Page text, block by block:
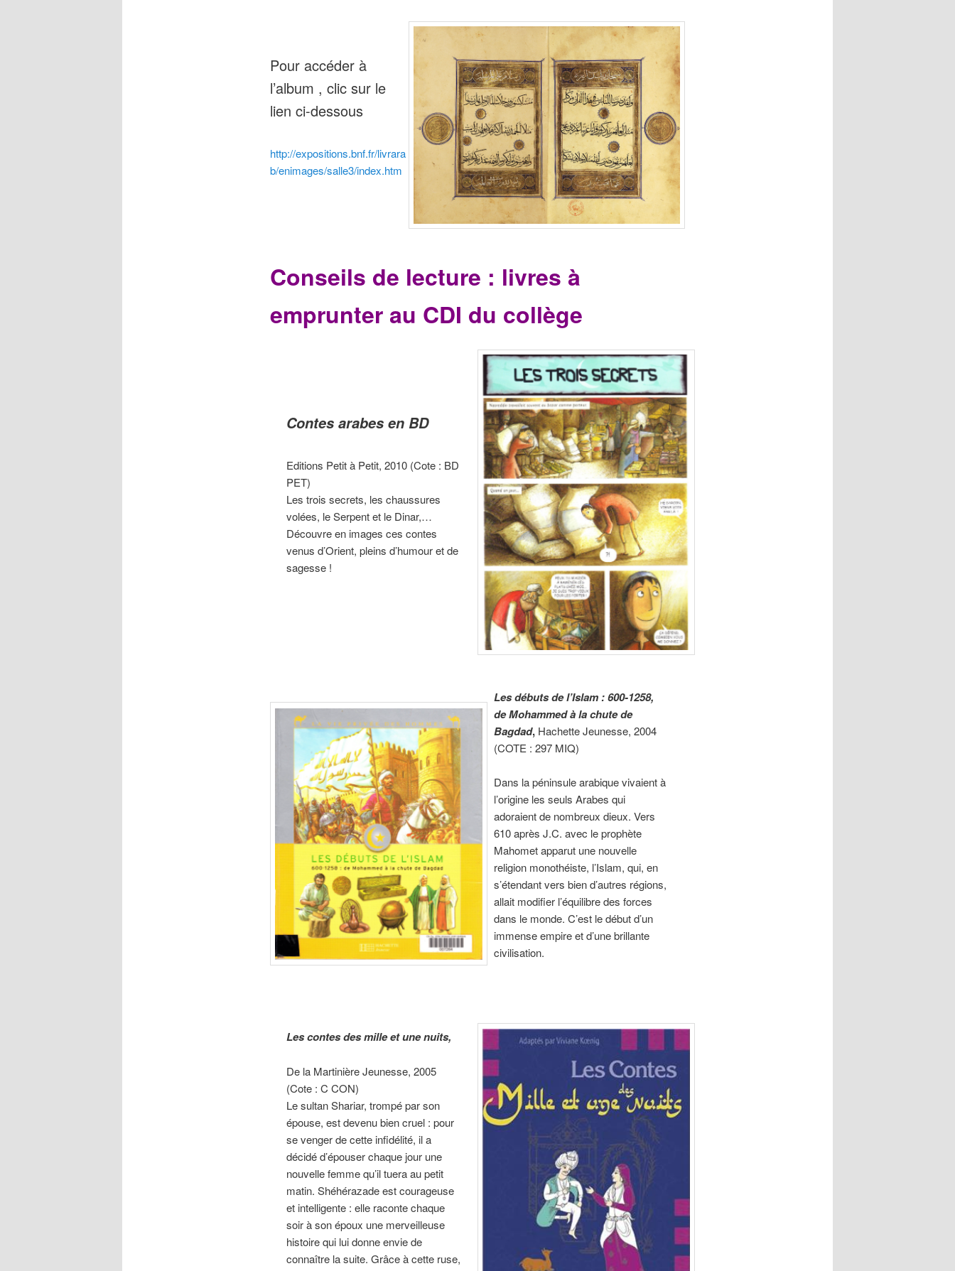
Pour accéder à
l’album , clic sur le
lien ci-dessous
http://expositions.bnf.fr/livrara
b/enimages/salle3/index.htm
Conseils de lecture : livres à
emprunter au CDI du collège
Contes arabes en BD
Editions Petit à Petit, 2010 (Cote : BD
PET)
Les trois secrets, les chaussures
volées, le Serpent et le Dinar,…
Découvre en images ces contes
venus d’Orient, pleins d’humour et de
sagesse !
Les débuts de l’Islam : 600-1258,
de Mohammed à la chute de
Bagdad, Hachette Jeunesse, 2004
(COTE : 297 MIQ)
Dans la péninsule arabique vivaient à
l’origine les seuls Arabes qui
adoraient de nombreux dieux. Vers
610 après J.C. avec le prophète
Mahomet apparut une nouvelle
religion monothéiste, l’Islam, qui, en
s’étendant vers bien d’autres régions,
allait modifier l’équilibre des forces
dans le monde. C’est le début d’un
immense empire et d’une brillante
civilisation.
Les contes des mille et une nuits,
De la Martinière Jeunesse, 2005
(Cote : C CON)
Le sultan Shariar, trompé par son
épouse, est devenu bien cruel : pour
se venger de cette infidélité, il a
décidé d’épouser chaque jour une
nouvelle femme qu’il tuera au petit
matin. Shéhérazade est courageuse
et intelligente : elle raconte chaque
soir à son époux une merveilleuse
histoire qui lui donne envie de
connaître la suite. Grâce à cette ruse,